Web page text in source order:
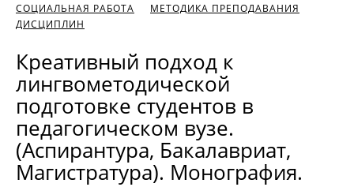
СОЦИАЛЬНАЯ РАБОТА
МЕТОДИКА ПРЕПОДАВАНИЯ
ДИСЦИПЛИН
Креативный подход к
лингвометодической
подготовке студентов в
педагогическом вузе.
(Аспирантура, Бакалавриат,
Магистратура). Монография.